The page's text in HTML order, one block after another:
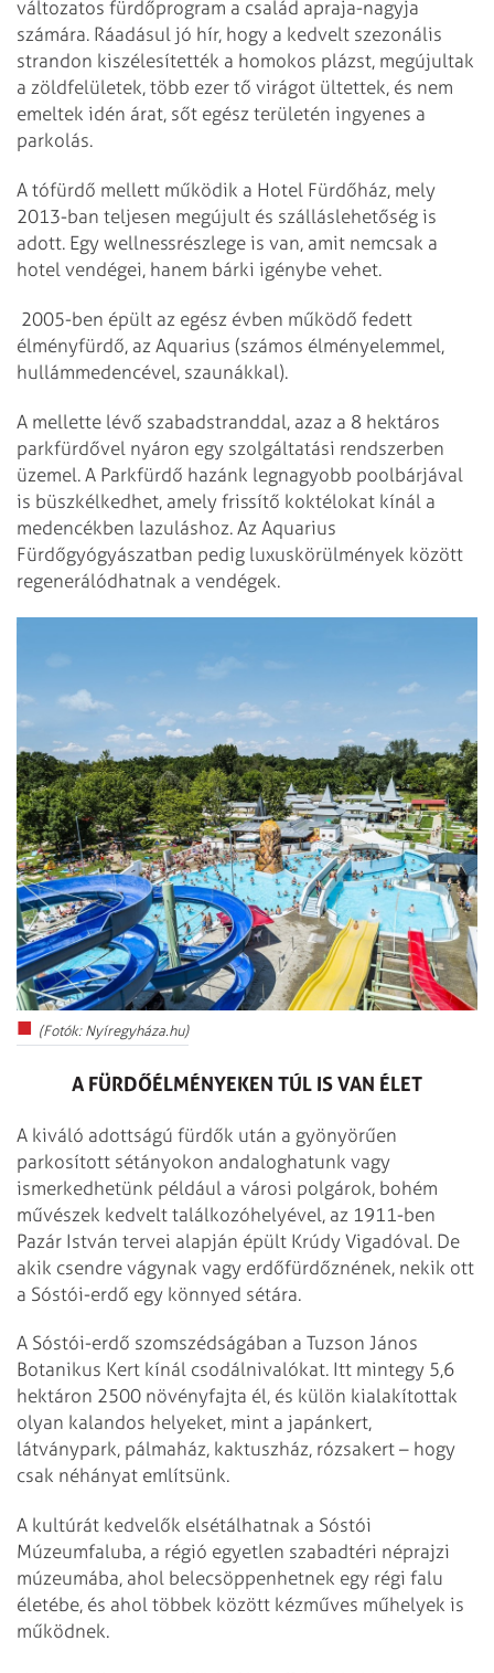
változatos fürdőprogram a család apraja-nagyja
számára. Ráadásul jó hír, hogy a kedvelt szezonális
strandon kiszélesítették a homokos plázst, megújultak
a zöldfelületek, több ezer tő virágot ültettek, és nem
emeltek idén árat, sőt egész területén ingyenes a
parkolás.
A tófürdő mellett működik a Hotel Fürdőház, mely
2013-ban teljesen megújult és szálláslehetőség is
adott. Egy wellnessrészlege is van, amit nemcsak a
hotel vendégei, hanem bárki igénybe vehet.
2005-ben épült az egész évben működő fedett
élményfürdő, az Aquarius (számos élményelemmel,
hullámmedencével, szaunákkal).
A mellette lévő szabadstranddal, azaz a 8 hektáros
parkfürdővel nyáron egy szolgáltatási rendszerben
üzemel. A Parkfürdő hazánk legnagyobb poolbárjával
is büszkélkedhet, amely frissítő koktélokat kínál a
medencékben lazuláshoz. Az Aquarius
Fürdőgyógyászatban pedig luxuskörülmények között
regenerálódhatnak a vendégek.
(Fotók: Nyíregyháza.hu)
A FÜRDŐÉLMÉNYEKEN TÚL IS VAN ÉLET
A kiváló adottságú fürdők után a gyönyörűen
parkosított sétányokon andaloghatunk vagy
ismerkedhetünk például a városi polgárok, bohém
művészek kedvelt találkozóhelyével, az 1911-ben
Pazár István tervei alapján épült Krúdy Vigadóval. De
akik csendre vágynak vagy erdőfürdőznének, nekik ott
a Sóstói-erdő egy könnyed sétára.
A Sóstói-erdő szomszédságában a Tuzson János
Botanikus Kert kínál csodálnivalókat. Itt mintegy 5,6
hektáron 2500 növényfajta él, és külön kialakítottak
olyan kalandos helyeket, mint a japánkert,
látványpark, pálmaház, kaktuszház, rózsakert – hogy
csak néhányat említsünk.
A kultúrát kedvelők elsétálhatnak a Sóstói
Múzeumfaluba, a régió egyetlen szabadtéri néprajzi
múzeumába, ahol belecsöppenhetnek egy régi falu
életébe, és ahol többek között kézműves műhelyek is
működnek.